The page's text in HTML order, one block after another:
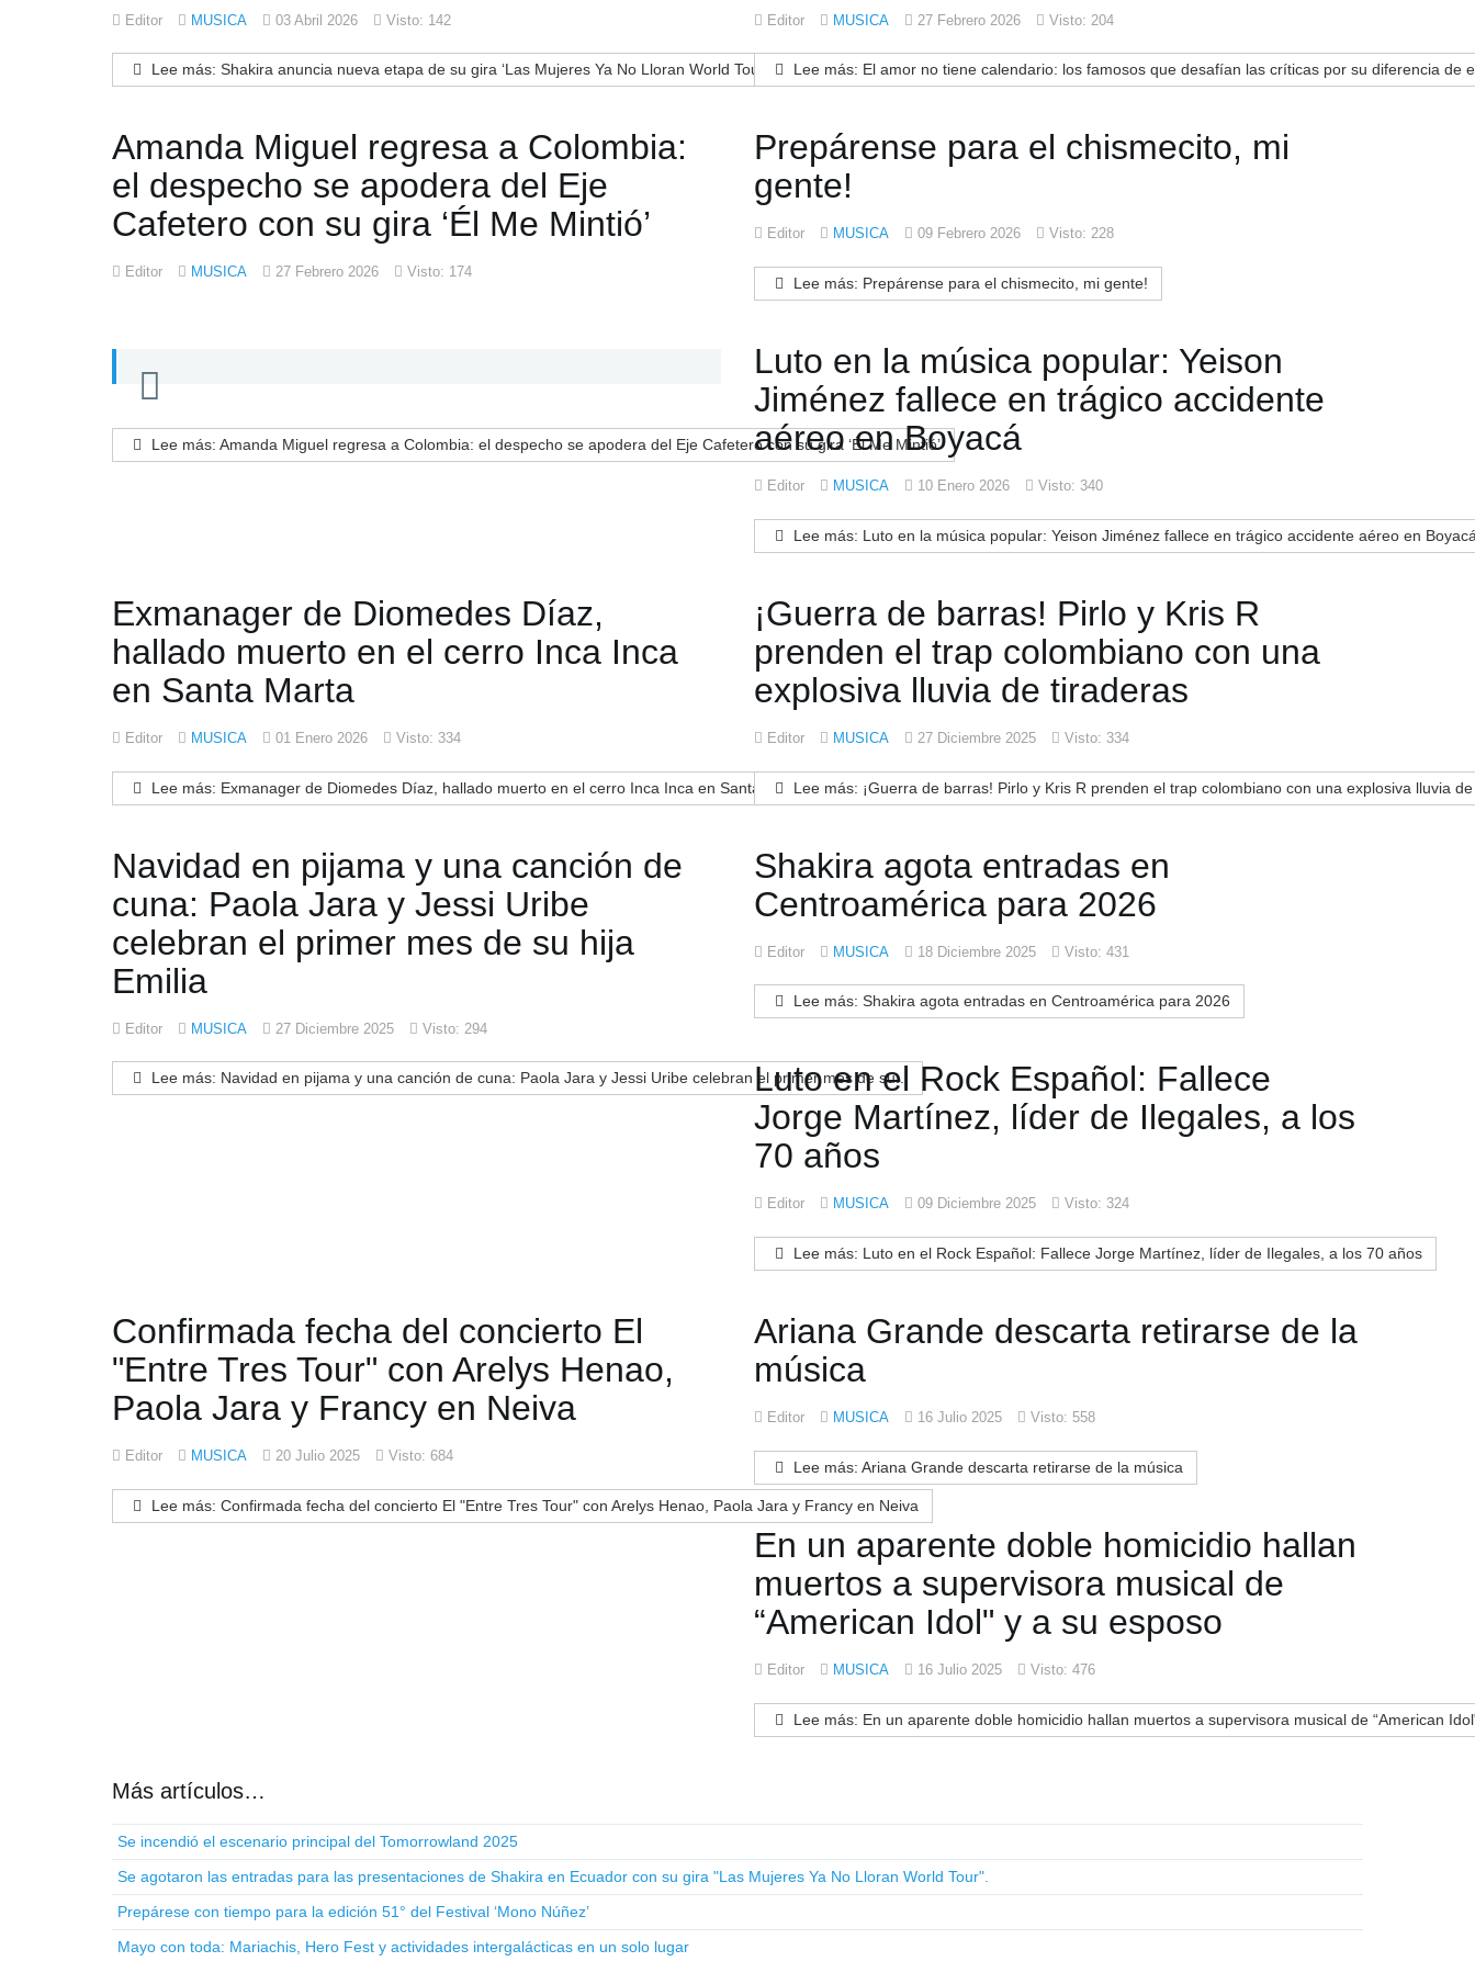
Editor MUSICA 03 Abril 2026 Visto: 142
Lee más: Shakira anuncia nueva etapa de su gira ‘Las Mujeres Ya No Lloran World Tour’ en Estados Unidos
Editor MUSICA 27 Febrero 2026 Visto: 204
Lee más: El amor no tiene calendario: los famosos que desafían las críticas por su diferencia de
Amanda Miguel regresa a Colombia:
el despecho se apodera del Eje
Cafetero con su gira ‘Él Me Mintió’
Editor MUSICA 27 Febrero 2026 Visto: 174
Lee más: Amanda Miguel regresa a Colombia: el despecho se apodera del Eje Cafetero con su gira ‘Él Me Mintió’
Prepárense para el chismecito, mi
gente!
Editor MUSICA 09 Febrero 2026 Visto: 228
Lee más: Prepárense para el chismecito, mi gente!
Luto en la música popular: Yeison
Jiménez fallece en trágico accidente
aéreo en Boyacá
Editor MUSICA 10 Enero 2026 Visto: 340
Lee más: Luto en la música popular: Yeison Jiménez fallece en trágico accidente aéreo en
Exmanager de Diomedes Díaz,
hallado muerto en el cerro Inca Inca
en Santa Marta
Editor MUSICA 01 Enero 2026 Visto: 334
Lee más: Exmanager de Diomedes Díaz, hallado muerto en el cerro Inca Inca en Santa Marta
¡Guerra de barras! Pirlo y Kris R
prenden el trap colombiano con una
explosiva lluvia de tiraderas
Editor MUSICA 27 Diciembre 2025 Visto: 334
Lee más: ¡Guerra de barras! Pirlo y Kris R prenden el trap colombiano con una explosiva lluvia
Navidad en pijama y una canción de
cuna: Paola Jara y Jessi Uribe
celebran el primer mes de su hija
Emilia
Editor MUSICA 27 Diciembre 2025 Visto: 294
Lee más: Navidad en pijama y una canción de cuna: Paola Jara y Jessi Uribe celebran el primer mes de su...
Shakira agota entradas en
Centroamérica para 2026
Editor MUSICA 18 Diciembre 2025 Visto: 431
Lee más: Shakira agota entradas en Centroamérica para 2026
Luto en el Rock Español: Fallece
Jorge Martínez, líder de Ilegales, a los
70 años
Editor MUSICA 09 Diciembre 2025 Visto: 324
Lee más: Luto en el Rock Español: Fallece Jorge Martínez, líder de Ilegales, a los 70 años
Confirmada fecha del concierto El
"Entre Tres Tour" con Arelys Henao,
Paola Jara y Francy en Neiva
Editor MUSICA 20 Julio 2025 Visto: 684
Lee más: Confirmada fecha del concierto El "Entre Tres Tour" con Arelys Henao, Paola Jara y Francy en Neiva
Ariana Grande descarta retirarse de la
música
Editor MUSICA 16 Julio 2025 Visto: 558
Lee más: Ariana Grande descarta retirarse de la música
En un aparente doble homicidio hallan
muertos a supervisora musical de
“American Idol" y a su esposo
Editor MUSICA 16 Julio 2025 Visto: 476
Lee más: En un aparente doble homicidio hallan muertos a supervisora musical de “American
Más artículos…
Se incendió el escenario principal del Tomorrowland 2025
Se agotaron las entradas para las presentaciones de Shakira en Ecuador con su gira "Las Mujeres Ya No Lloran World Tour".
Prepárese con tiempo para la edición 51° del Festival ‘Mono Núñez’
Mayo con toda: Mariachis, Hero Fest y actividades intergalácticas en un solo lugar